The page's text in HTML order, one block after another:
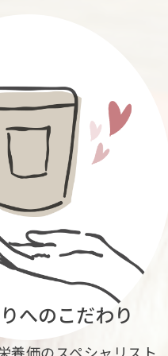
へのこだわり
養価のスペシャリスト